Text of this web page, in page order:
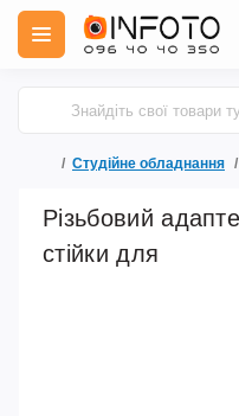
Студійне обладнання
Різьбовий
стійки для